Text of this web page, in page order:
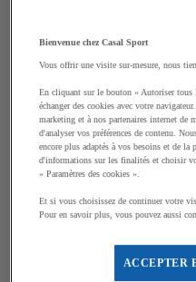
Bienvenue chez Casal Sport
Vous offrir une visite sur-mesure, nous
En cliquant sur le bouton « Autoriser
échanger des cookies avec votre
marketing et à nos partenaires internet de
d'analyser vos préférences de contenu.
encore plus adaptés à vos besoins et de
d'informations sur les finalités et choisir
« Paramètres des cookies ».
Et si vous choisissez de continuer votre
Pour en savoir plus, vous pouvez aussi
ACCEPTER